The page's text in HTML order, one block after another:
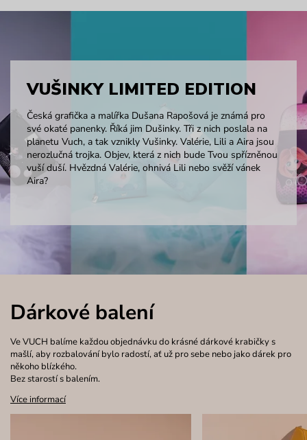
VUŠINKY LIMITED EDITION
Česká grafička a malířka Dušana Rapošová je známá pro
své okaté panenky. Říká jim Dušinky. Tři z nich poslala na
planetu Vuch, a tak vznikly Vušinky. Valérie, Lili a Aira jsou
nerozlučná trojka. Objev, která z nich bude Tvou spřízněnou
vuší duší. Hvězdná Valérie, ohnivá Lili nebo svěží vánek
Aira?
Dárkové balení
Ve VUCH balíme každou objednávku do krásné dárkové krabičky s
mašlí, aby rozbalování bylo radostí, ať už pro sebe nebo jako dárek pro
někoho blízkého.
Bez starostí s balením.
Více informací